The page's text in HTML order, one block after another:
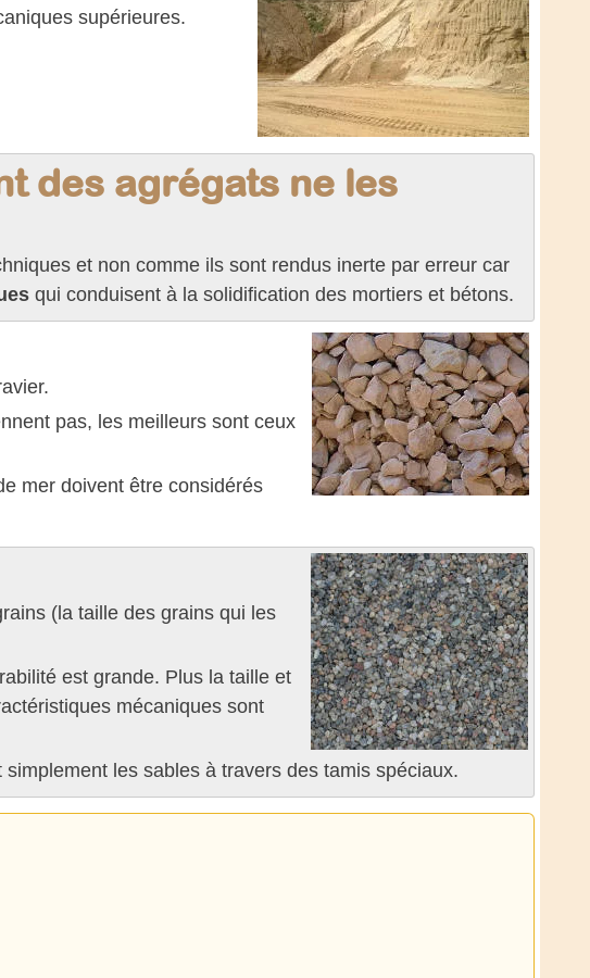
supérieures.
des agrégats ne les
et non comme ils sont rendus inerte par erreur car
qui conduisent à la solidification des mortiers et bétons.
pas, les meilleurs sont ceux
mer doivent être considérés
(la taille des grains qui les
est grande. Plus la taille et
mécaniques sont
les sables à travers des tamis spéciaux.